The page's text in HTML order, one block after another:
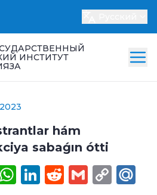
ИНСТИТУТ
hám
sabaǵın ótti
WhatsApp
LinkedIn
Reddit
Gmail